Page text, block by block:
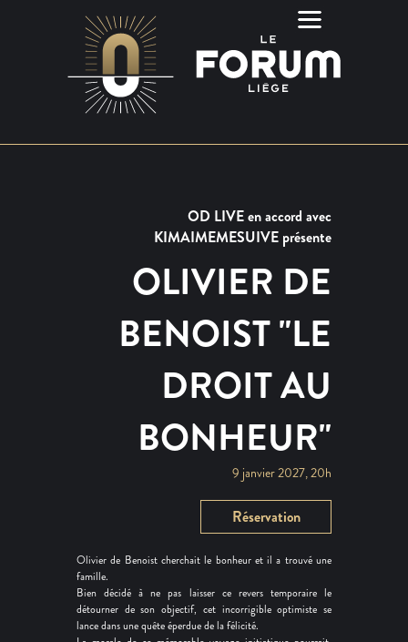
OD LIVE en accord avec
KIMAIMEMESUIVE présente
OLIVIER DE
BENOIST "LE
DROIT AU
BONHEUR"
9 janvier 2027, 20h
Réservation
Olivier de Benoist cherchait le bonheur et il a trouvé une
famille.
Bien décidé à ne pas laisser ce revers temporaire le
détourner de son objectif, cet incorrigible optimiste se
lance dans une quête éperdue de la félicité.